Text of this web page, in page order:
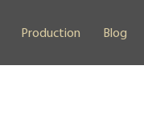
Production Blog